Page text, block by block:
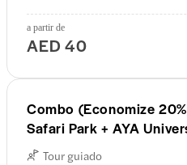
a partir de
AED 40
Combo (Economize
Safari Park + AYA
Tour guiado